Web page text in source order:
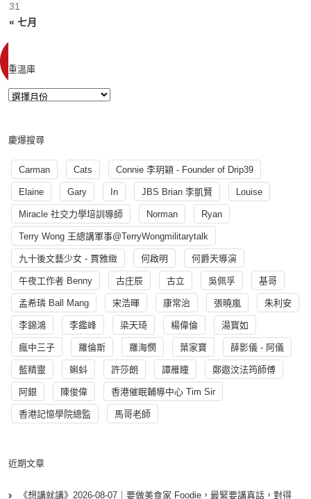
« 七月
31
重溫庫
慶爆搜尋
Carman Cats Connie 李玥穎 - Founder of Drip39
Elaine Gary In JBS Brian 李凱賢 Louise
Miracle 社交力學培訓導師 Norman Ryan
Terry Wong 王總講軍事@TerryWongmilitarytalk
九十後文藝少女 - 賈雅緻 何啟明 何爵天導演
午夜工作者 Benny 古庄辰 古立 吳佩孚 基哥
孟希璘 Ball Mang 宋浩暉 康常治 張曉嵐 朱利安
李錦鴻 李鑑峰 梁天琦 楊偉倫 湯寳如
瘋中三子 羅倫斯 羅海憫 葉家寶 薛影儀 - 阿儀
藍精靈 蝌蚪 許莎朗 譚雁瞳 鄭遨汶法筠師傅
阿銀 陳俊偉 香港催眠輔導中心 Tim Sir
香港記憶學院總監 馬哥老師
近期文章
《想講就講》2026-08-07｜要做美食家 Foodie，最緊要講真話，對得